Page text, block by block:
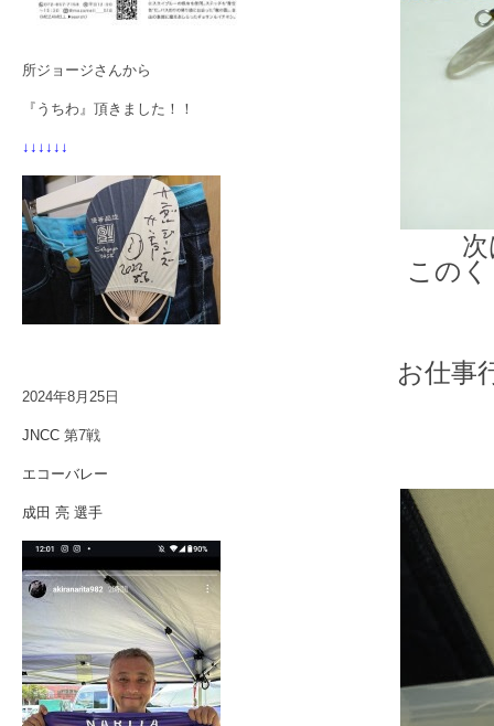
この
お仕事
所ジョージさんから
『うちわ』頂きました！！
↓↓↓↓↓↓
2024年8月25日
JNCC 第7戦
エコーバレー
成田 亮 選手